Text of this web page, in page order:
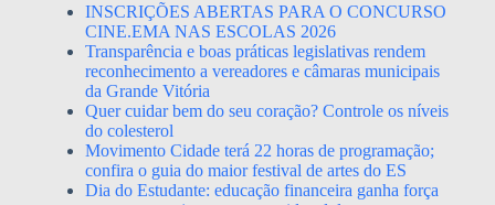
INSCRIÇÕES ABERTAS PARA O CONCURSO
CINE.EMA NAS ESCOLAS 2026
Transparência e boas práticas legislativas rendem
reconhecimento a vereadores e câmaras municipais
da Grande Vitória
Quer cuidar bem do seu coração? Controle os níveis
do colesterol
Movimento Cidade terá 22 horas de programação;
confira o guia do maior festival de artes do ES
Dia do Estudante: educação financeira ganha força